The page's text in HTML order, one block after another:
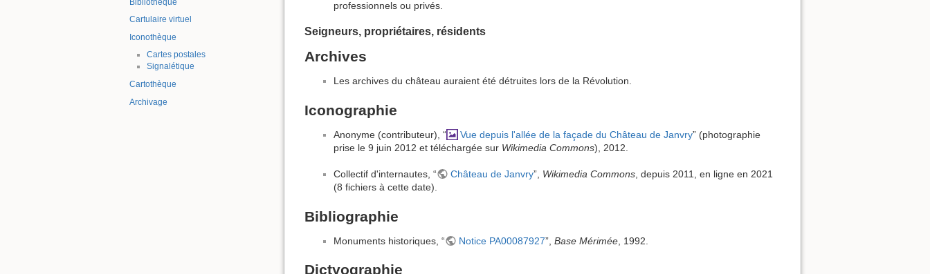
Cartulaire virtuel
Iconothèque
Cartes postales
Signalétique
Cartothèque
Archivage
professionnels ou privés.
Seigneurs, propriétaires, résidents
Archives
Les archives du château auraient été détruites lors de la Révolution.
Iconographie
Anonyme (contributeur), “ Vue depuis l'allée de la façade du Château de Janvry” (photographie
prise le 9 juin 2012 et téléchargée sur Wikimedia Commons), 2012.
Collectif d'internautes, “ Château de Janvry”, Wikimedia Commons, depuis 2011, en ligne en 2021
(8 fichiers à cette date).
Bibliographie
Monuments historiques, “ Notice PA00087927”, Base Mérimée, 1992.
Dictyographie